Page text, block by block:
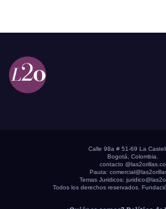
Calle 98a # 51-69 La
Bogotá, Colombia.
contacto @las2orillas.co
Pauta:
Temas Juridicos:
Todos los derechos reservados.